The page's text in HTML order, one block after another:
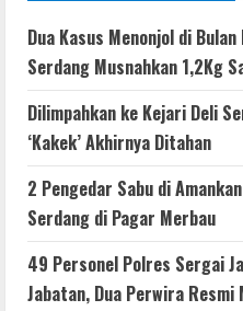
Dua Kasus Menonjol di
Serdang Musnahkan 1,2Kg
Dilimpahkan ke Kejari Deli
‘Kakek’ Akhirnya Ditahan
2 Pengedar Sabu di
Serdang di Pagar Merbau
49 Personel Polres Sergai
Jabatan, Dua Perwira